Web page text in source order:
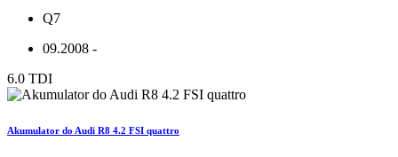
Q7
09.2008 -
6.0 TDI
Akumulator do Audi R8 4.2 FSI quattro